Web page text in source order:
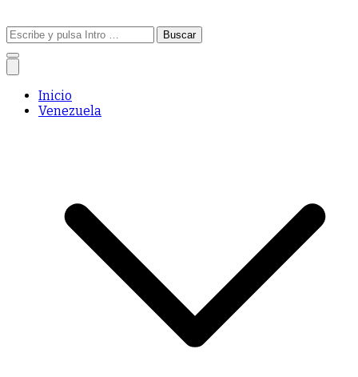
Buscar:
Inicio
Venezuela